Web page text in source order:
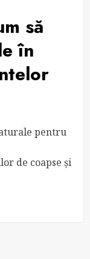
să
în
pentru
de coapse și